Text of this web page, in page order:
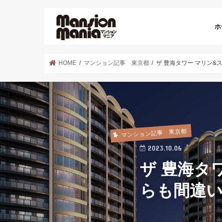
HOME マンション記事 東京都 ザ 豊海タワー マリン
マンション記事 東京都
2023.10.06
ザ 豊海タ
らも間違